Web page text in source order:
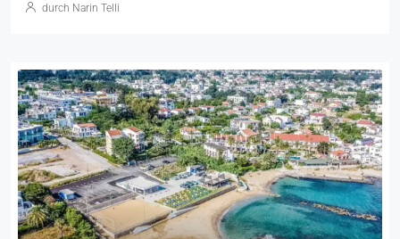
durch Narin Telli